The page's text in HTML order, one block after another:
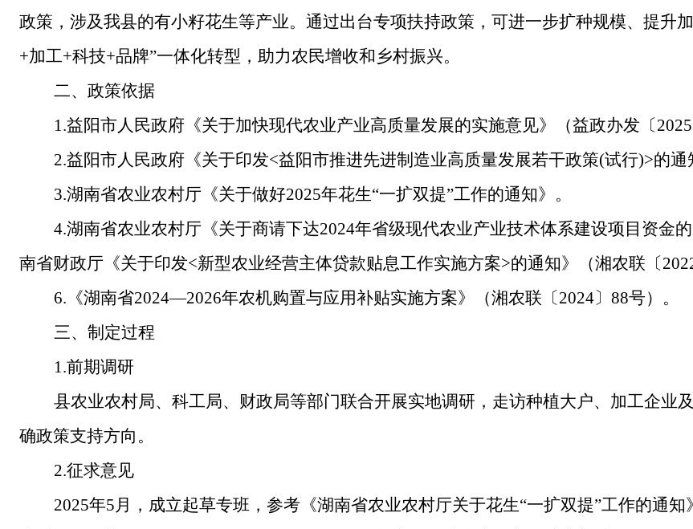
政策 ， 涉及我县的有小籽花生等产业。通过出台专项扶持政策，可进一步扩种规模、提升
+加工+科技+品牌”一体化转型，助力农民增收和乡村振兴。
二、政策依据
1.益阳市人民政府《关于加快现代农业产业高质量发展的实施意见》（益政办发〔2025
2.益阳市人民政府《关于印发<益阳市推进先进制造业高质量发展若干政策(试行)>的通
3.湖南省农业农村厅《关于做好2025年花生“一扩双提”工作的通知》。
4.湖南省农业农村厅《关于商请下达2024年省级现代农业产业技术体系建设项目资金
南省财政厅《关于印发<新型农业经营主体贷款贴息工作实施方案>的通知》（湘农联〔
6.《湖南省2024—2026年农机购置与应用补贴实施方案》（湘农联〔2024〕88号）。
三、制定过程
1.前期调研
县农业农村局、科工局、财政局等部门联合开展实地调研，走访种植大户、加工企业
确政策支持方向。
2.征求意见​
2025年5月，成立起草专班，参考《湖南省农业农村厅关于花生“一扩双提”工作的通